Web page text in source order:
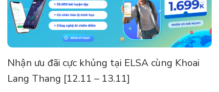
Nhận ưu đãi cực khủng tại ELSA cùng Khoai
Lang Thang [12.11 – 13.11]